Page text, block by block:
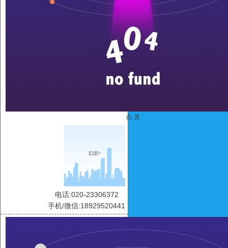
白 灵
电话:020-23306372
手机/微信:18929520441